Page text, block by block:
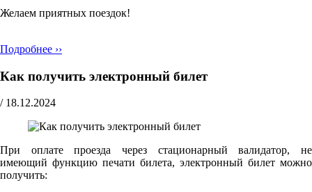
Желаем приятных поездок!
Подробнее ››
Как получить электронный билет
/ 18.12.2024
При оплате проезда через стационарный валидатор, не
имеющий функцию печати билета, электронный билет можно
получить: